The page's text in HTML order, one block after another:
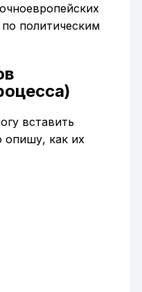
политическим
вставить
опишу, как их